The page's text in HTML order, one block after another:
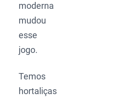
moderna
mudou
esse
jogo.
Temos
hortaliças